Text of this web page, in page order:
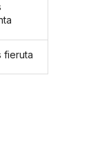
fieruta